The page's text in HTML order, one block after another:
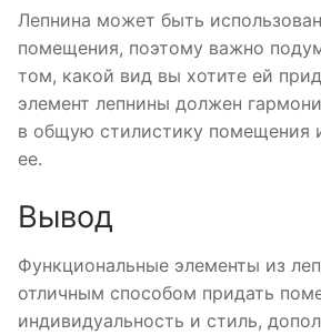
Лепнина может быть
помещения, поэтому важно
том, какой вид вы хотите ей
элемент лепнины должен
в общую стилистику помещения
ее.
Вывод
Функциональные элементы из
отличным способом придать
индивидуальность и стиль,